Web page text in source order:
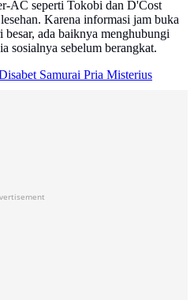
AC seperti Tokobi dan D'Cost
Karena informasi jam buka
besar, ada baiknya menghubungi
sosialnya sebelum berangkat.
Samurai Pria Misterius